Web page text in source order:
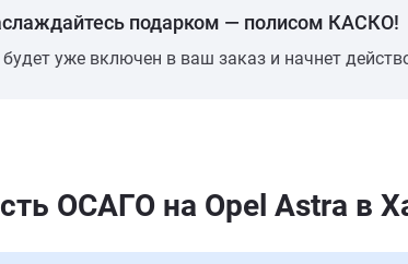
подарком — полисом КАСКО!
уже включен в ваш заказ и начнет
ОСАГО на Opel Astra в